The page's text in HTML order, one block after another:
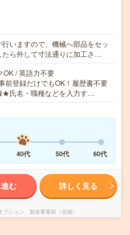
いますので、機械へ部品をセッ
たら外して寸法通りに加工さ…
OK / 英語力不要
前登録だけでもOK！履歴書不要
★氏名・職種などを入力す…
40代 50代 60代
む 詳しく見る
プション 製造事業部（全国）